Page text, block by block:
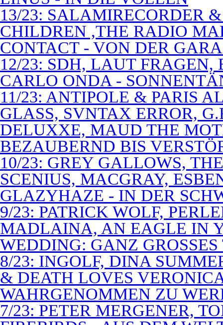
13/23: SALAMIRECORDER
CHILDREN ,THE RADIO
CONTACT - VON DER
12/23: SDH, LAUT
CARLO ONDA -
11/23: ANTIPOLE & PARIS
GLASS, SVNTAX ERROR,
DELUXXE, MAUD THE
BEZAUBERND BIS
10/23: GREY GALLOWS,
SCENIUS, MACGRAY,
GLAZYHAZE - IN DER
9/23: PATRICK WOLF,
MADLAINA, AN EAGLE IN
WEDDING: GANZ
8/23: INGOLF, DINA
& DEATH LOVES
WAHRGENOMMEN ZU
7/23: PETER MERGENER,